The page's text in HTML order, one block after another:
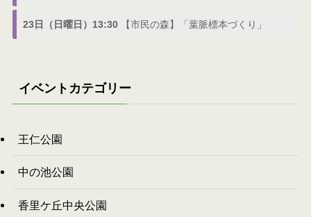
23日（日曜日）13:30 【市民の森】「葉脈標本づくり」
イベントカテゴリー
王仁公園
中の池公園
香里ケ丘中央公園